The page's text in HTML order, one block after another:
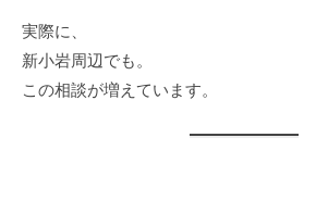
実際に、
新小岩周辺でも。
この相談が増えています。